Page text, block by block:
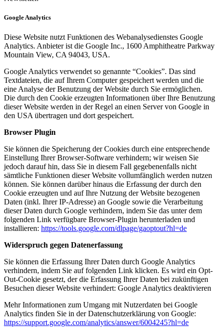
Google Analytics
Diese Website nutzt Funktionen des Webanalysedienstes Google
Analytics. Anbieter ist die Google Inc., 1600 Amphitheatre Parkway
Mountain View, CA 94043, USA.
Google Analytics verwendet so genannte “Cookies”. Das sind
Textdateien, die auf Ihrem Computer gespeichert werden und die
eine Analyse der Benutzung der Website durch Sie ermöglichen.
Die durch den Cookie erzeugten Informationen über Ihre Benutzung
dieser Website werden in der Regel an einen Server von Google in
den USA übertragen und dort gespeichert.
Browser Plugin
Sie können die Speicherung der Cookies durch eine entsprechende
Einstellung Ihrer Browser-Software verhindern; wir weisen Sie
jedoch darauf hin, dass Sie in diesem Fall gegebenenfalls nicht
sämtliche Funktionen dieser Website vollumfänglich werden nutzen
können. Sie können darüber hinaus die Erfassung der durch den
Cookie erzeugten und auf Ihre Nutzung der Website bezogenen
Daten (inkl. Ihrer IP-Adresse) an Google sowie die Verarbeitung
dieser Daten durch Google verhindern, indem Sie das unter dem
folgenden Link verfügbare Browser-Plugin herunterladen und
installieren: https://tools.google.com/dlpage/gaoptout?hl=de
Widerspruch gegen Datenerfassung
Sie können die Erfassung Ihrer Daten durch Google Analytics
verhindern, indem Sie auf folgenden Link klicken. Es wird ein Opt-
Out-Cookie gesetzt, der die Erfassung Ihrer Daten bei zukünftigen
Besuchen dieser Website verhindert: Google Analytics deaktivieren
Mehr Informationen zum Umgang mit Nutzerdaten bei Google
Analytics finden Sie in der Datenschutzerklärung von Google:
https://support.google.com/analytics/answer/6004245?hl=de